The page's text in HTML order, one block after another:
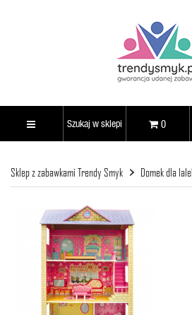
0
Sklep z zabawkami Trendy Smyk Domek dla